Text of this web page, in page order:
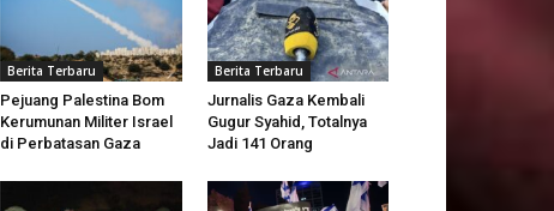
Berita Terbaru
Pejuang Palestina Bom
Kerumunan Militer Israel
di Perbatasan Gaza
Berita Terbaru
Jurnalis Gaza Kembali
Gugur Syahid, Totalnya
Jadi 141 Orang